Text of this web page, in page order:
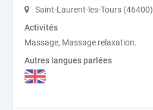
Saint-Laurent-les-Tours (46400)
Activités
Massage, Massage relaxation.
Autres langues parlées